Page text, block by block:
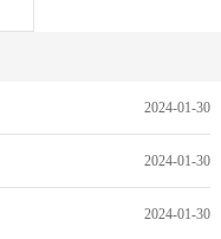
2024-01-30
2024-01-30
2024-01-30